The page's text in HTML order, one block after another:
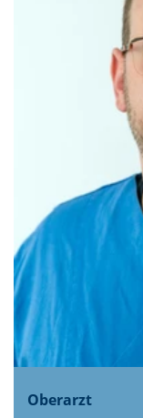
Oberarzt